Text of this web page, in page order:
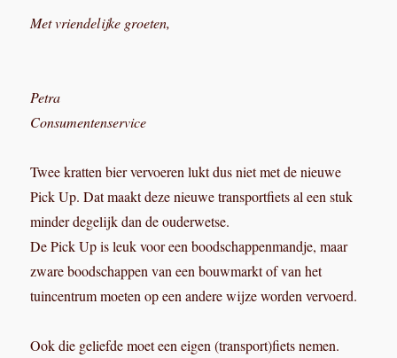
Met vriendelijke groeten,
Petra
Consumentenservice
Twee kratten bier vervoeren lukt dus niet met de nieuwe
Pick Up. Dat maakt deze nieuwe transportfiets al een stuk
minder degelijk dan de ouderwetse.
De Pick Up is leuk voor een boodschappenmandje, maar
zware boodschappen van een bouwmarkt of van het
tuincentrum moeten op een andere wijze worden vervoerd.
Ook die geliefde moet een eigen (transport)fiets nemen.